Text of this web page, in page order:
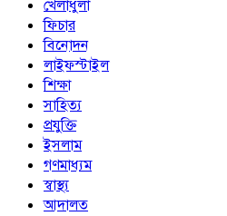
খেলাধুলা
ফিচার
বিনোদন
লাইফস্টাইল
শিক্ষা
সাহিত্য
প্রযুক্তি
ইসলাম
গণমাধ্যম
স্বাস্থ্য
আদালত